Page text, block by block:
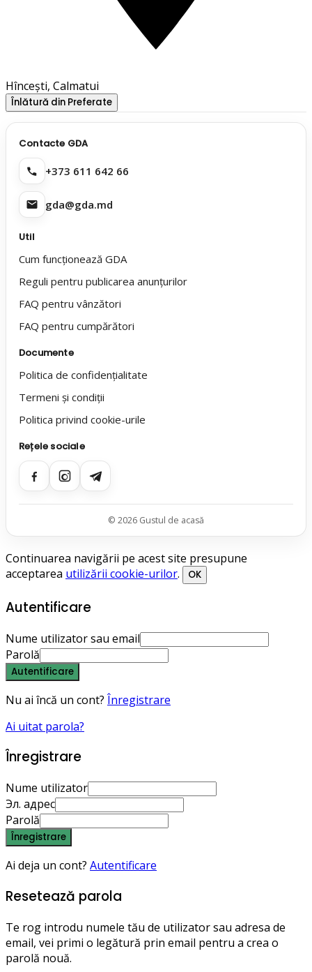
Hîncești, Calmatui
Înlătură din Preferate
Contacte GDA
+373 611 642 66
gda@gda.md
Util
Cum funcționează GDA
Reguli pentru publicarea anunțurilor
FAQ pentru vânzători
FAQ pentru cumpărători
Documente
Politica de confidențialitate
Termeni și condiții
Politica privind cookie-urile
Rețele sociale
© 2026 Gustul de acasă
Continuarea navigării pe acest site presupune
acceptarea utilizării cookie-urilor. OK
Autentificare
Nume utilizator sau email
Parolă
Autentificare
Nu ai încă un cont? Înregistrare
Ai uitat parola?
Înregistrare
Nume utilizator
Эл. адрес
Parolă
Înregistrare
Ai deja un cont? Autentificare
Resetează parola
Te rog introdu numele tău de utilizator sau adresa de
email, vei primi o legătură prin email pentru a crea o
parolă nouă.